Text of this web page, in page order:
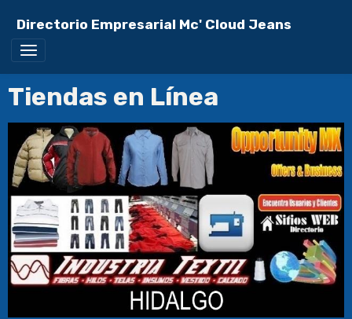
Directorio Empresarial Mc' Cloud Jeans
Tiendas en Línea